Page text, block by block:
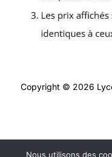
Copyright © 2026
Nous utilisons des